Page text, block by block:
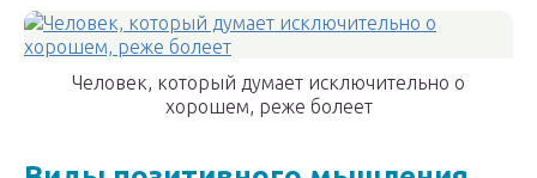
Человек, который думает исключительно о
хорошем, реже болеет